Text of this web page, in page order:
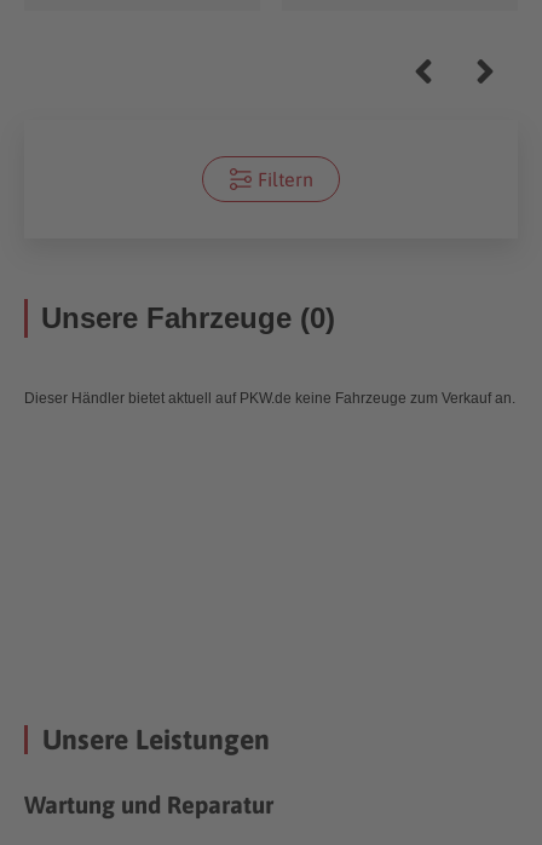
Filtern
Unsere Fahrzeuge (0)
Dieser Händler bietet aktuell auf PKW.de keine Fahrzeuge zum Verkauf an.
Unsere Leistungen
Wartung und Reparatur